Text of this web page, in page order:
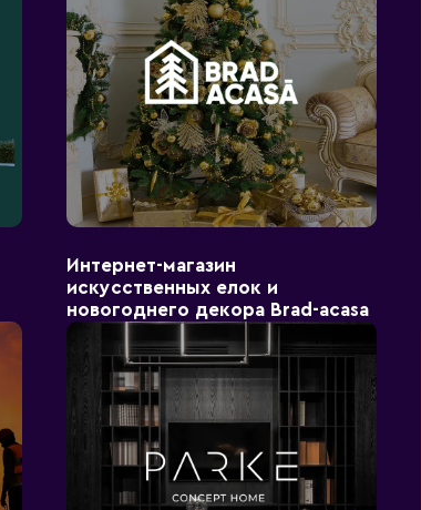
Интернет-магазин
искусственных елок и
новогоднего декора Brad-acasa